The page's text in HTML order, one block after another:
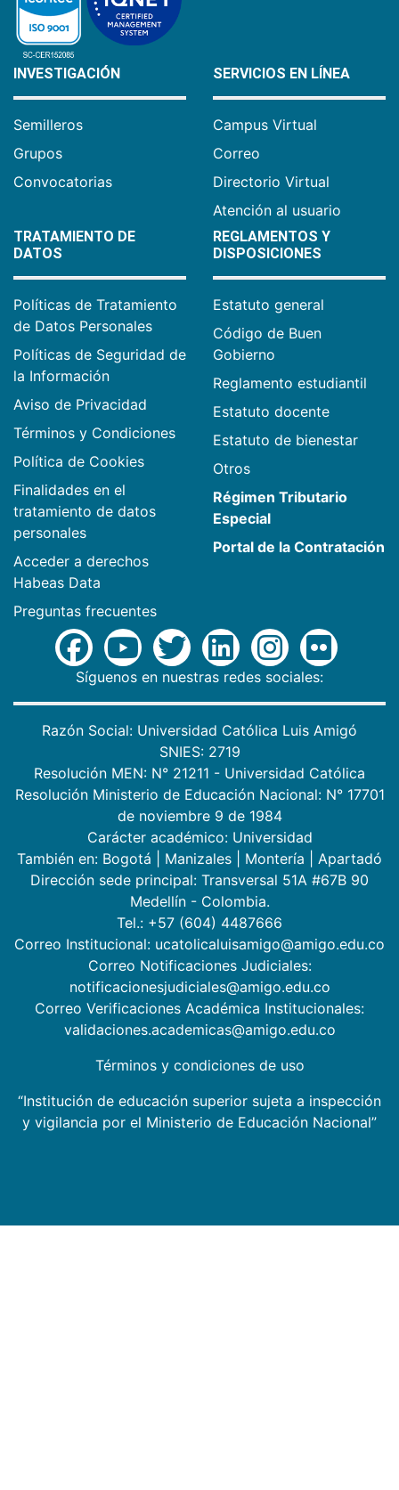
INVESTIGACIÓN
Semilleros
Grupos
Convocatorias
SERVICIOS EN LÍNEA
Campus Virtual
Correo
Directorio Virtual
Atención al usuario
TRATAMIENTO DE
DATOS
Políticas de Tratamiento
de Datos Personales
Políticas de Seguridad de
la Información
Aviso de Privacidad
Términos y Condiciones
Política de Cookies
Finalidades en el
tratamiento de datos
personales
Acceder a derechos
Habeas Data
Preguntas frecuentes
REGLAMENTOS Y
DISPOSICIONES
Estatuto general
Código de Buen
Gobierno
Reglamento estudiantil
Estatuto docente
Estatuto de bienestar
Otros
Régimen Tributario
Especial
Portal de la Contratación
Síguenos en nuestras redes sociales:
Razón Social: Universidad Católica Luis Amigó
SNIES: 2719
Resolución MEN: N° 21211 - Universidad Católica
Resolución Ministerio de Educación Nacional: N° 17701
de noviembre 9 de 1984
Carácter académico: Universidad
También en: Bogotá Manizales Montería
Apartadó
Dirección sede principal: Transversal 51A #67B 90
Medellín - Colombia.
Tel.: +57 (604) 4487666
Correo Institucional: ucatolicaluisamigo@amigo.edu.co
Correo Notificaciones Judiciales:
notificacionesjudiciales@amigo.edu.co
Correo Verificaciones Académica Institucionales:
validaciones.academicas@amigo.edu.co
Términos y condiciones de uso
“Institución de educación superior sujeta a inspección
y vigilancia por el Ministerio de Educación Nacional”